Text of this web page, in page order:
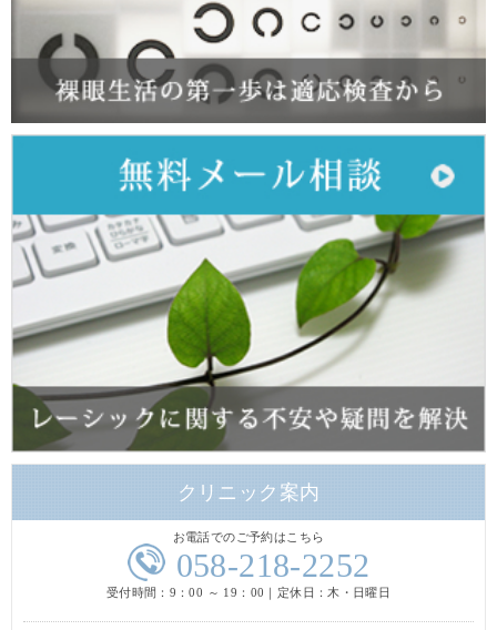
クリニック案内
お電話でのご予約はこちら
058-218-2252
受付時間：9：00 ～ 19：00｜定休日：木・日曜日